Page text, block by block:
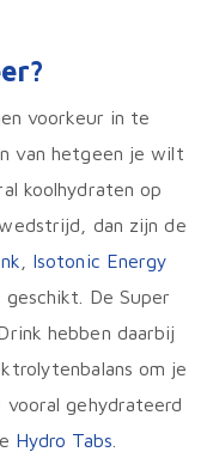
op
voorkeur in te
van hetgeen je wilt
koolhydraten op
dan zijn de
Isotonic Energy
De Super
hebben daarbij
om je
vooral gehydrateerd
Hydro Tabs